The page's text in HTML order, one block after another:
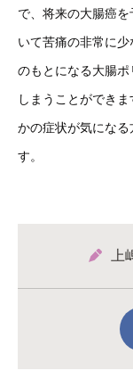
で、将来の大腸癌
いて苦痛の非常に
のもとになる大腸
しまうことができ
かの症状が気にな
す。